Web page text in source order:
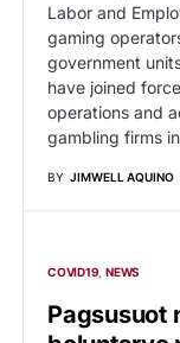
Labor and
gaming
government
have joined
operations and
gambling firms
BY JIMWELL AQUINO
COVID19 NEWS
Pagsusuot